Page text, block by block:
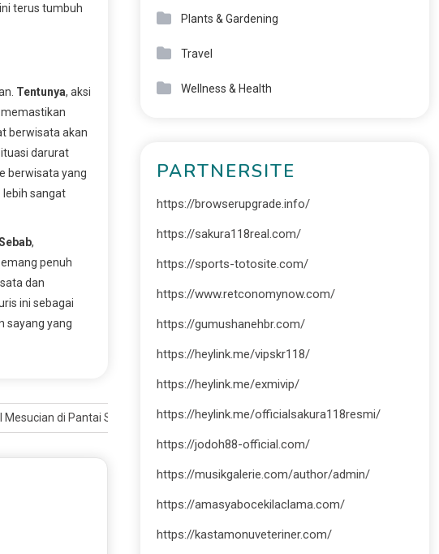
terus tumbuh
Tentunya, aksi
berwisata akan
darurat
berwisata yang
lebih sangat
,
penuh
dan
ini sebagai
sayang yang
di Pantai Saba Bali
Plants & Gardening
Travel
Wellness & Health
PARTNERSITE
https://browserupgrade.info/
https://sakura118real.com/
https://sports-totosite.com/
https://www.retconomynow.com/
https://gumushanehbr.com/
https://heylink.me/vipskr118/
https://heylink.me/exmivip/
https://heylink.me/officialsakura118resmi/
https://jodoh88-official.com/
https://musikgalerie.com/author/admin/
https://amasyabocekilaclama.com/
https://kastamonuveteriner.com/